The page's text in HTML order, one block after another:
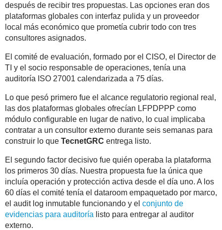
después de recibir tres propuestas. Las opciones eran dos
plataformas globales con interfaz pulida y un proveedor
local más económico que prometía cubrir todo con tres
consultores asignados.
El comité de evaluación, formado por el CISO, el Director de
TI y el socio responsable de operaciones, tenía una
auditoría ISO 27001 calendarizada a 75 días.
Lo que pesó primero fue el alcance regulatorio regional real,
las dos plataformas globales ofrecían LFPDPPP como
módulo configurable en lugar de nativo, lo cual implicaba
contratar a un consultor externo durante seis semanas para
construir lo que TecnetGRC entrega listo.
El segundo factor decisivo fue quién operaba la plataforma
los primeros 30 días. Nuestra propuesta fue la única que
incluía operación y protección activa desde el día uno. A los
60 días el comité tenía el dataroom empaquetado por marco,
el audit log inmutable funcionando y el conjunto de
evidencias para auditoría listo para entregar al auditor
externo.